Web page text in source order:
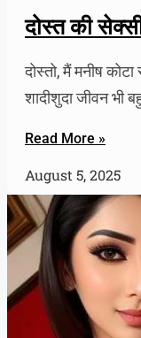
दोस्त की
दोस्तो, मैं मनीष
शादीशुदा जीवन भी
Read More »
August 5, 2025